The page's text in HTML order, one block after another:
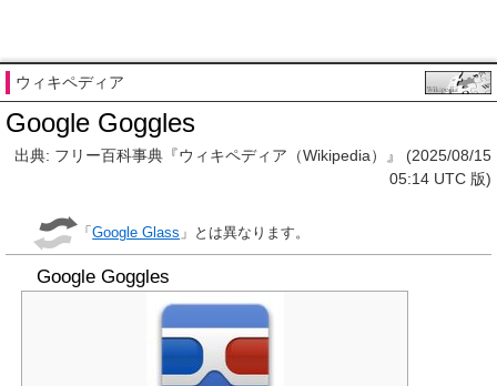
ウィキペディア
Google Goggles
出典: フリー百科事典『ウィキペディア（Wikipedia）』 (2025/08/15
05:14 UTC 版)
「Google Glass 」とは異なります。
Google Goggles